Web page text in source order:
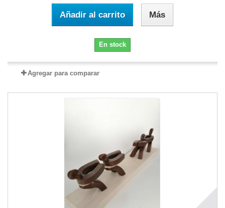
Añadir al carrito Más
En stock
Agregar para comparar